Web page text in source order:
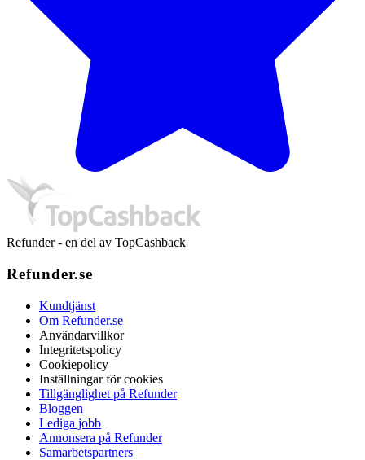
Refunder - en del av TopCashback
Refunder.se
Kundtjänst
Om Refunder.se
Användarvillkor
Integritetspolicy
Cookiepolicy
Inställningar för cookies
Tillgänglighet på Refunder
Bloggen
Lediga jobb
Annonsera på Refunder
Samarbetspartners